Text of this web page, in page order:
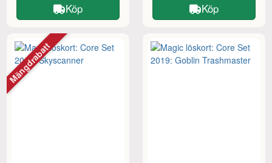
Köp Köp
Mängdrabatt